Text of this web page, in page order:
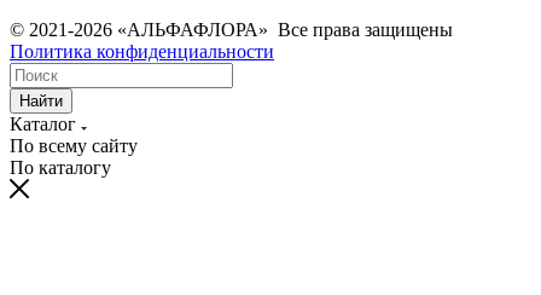
© 2021-2026 «АЛЬФАФЛОРА» Все права защищены
Политика конфиденциальности
Найти
Каталог
По всему сайту
По каталогу